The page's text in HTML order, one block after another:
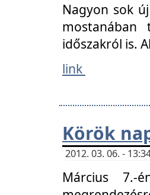
Nagyon sok
mostanában
időszakról is.
link
Körök
2012. 03. 06. -
Március 7.-